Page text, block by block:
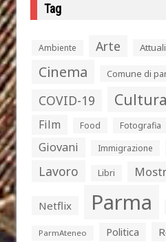
Tag
Ambiente Arte
Cinema Comune di
COVID-19 Cultura
Film Food Fotografia
Giovani Immigrazione
Lavoro Libri
Netflix Parma
ParmAteneo Politica